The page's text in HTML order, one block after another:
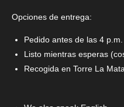
Opciones de entrega:
Pedido antes de las 4
Listo mientras esperas
Recogida en Torre La